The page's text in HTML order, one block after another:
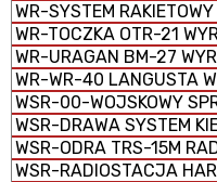
WR-SYSTEM
WR-TOCZKA OTR-21
WR-URAGAN BM-27
WR-WR-40 LANGUSTA
WSR-00-WOJSKOWY
WSR-DRAWA SYSTEM
WSR-ODRA TRS-15M
WSR-RADIOSTACJA